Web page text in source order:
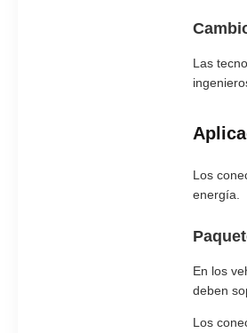
Las
Los
energía.
En los
deben
Los